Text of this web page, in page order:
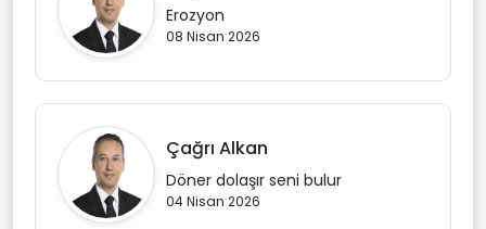
Erozyon
08 Nisan 2026
Çağrı Alkan
Döner dolaşır seni bulur
04 Nisan 2026